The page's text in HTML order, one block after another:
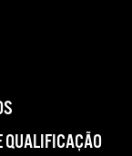
QUALIFICAÇÃO